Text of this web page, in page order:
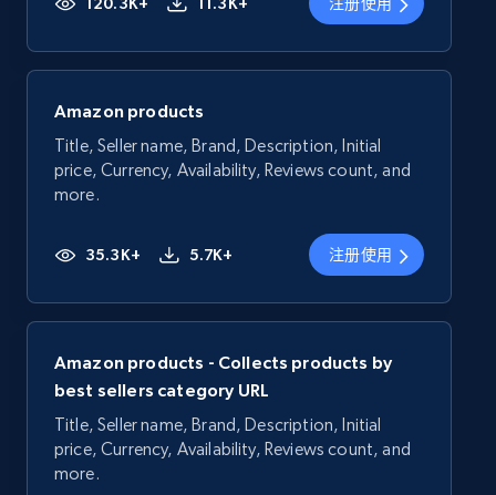
120.3K+ 11.3K+ 注册使用
Amazon products
Title, Seller name, Brand, Description, Initial
price, Currency, Availability, Reviews count, and
more.
35.3K+ 5.7K+ 注册使用
Amazon products - Collects products by
best sellers category URL
Title, Seller name, Brand, Description, Initial
price, Currency, Availability, Reviews count, and
more.